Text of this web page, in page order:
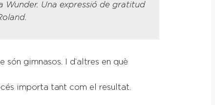
Wunder. Una expressió de gratitud
són gimnasos. I d’altres en què
importa tant com el resultat.